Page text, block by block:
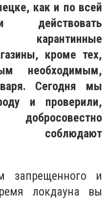
как и по всей
действовать
карантинные
кроме тех,
необходимым,
Сегодня мы
и проверили,
соблюдают
запрещенного и
локдауна вы